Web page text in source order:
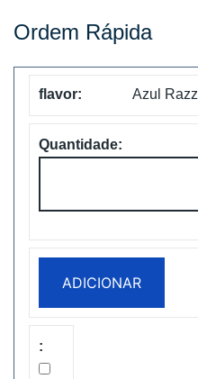
Ordem Rápida
Azul Razz
ADICIONAR